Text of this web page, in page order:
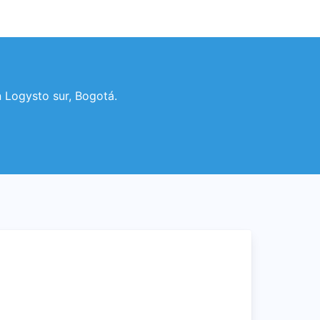
Logysto sur, Bogotá.